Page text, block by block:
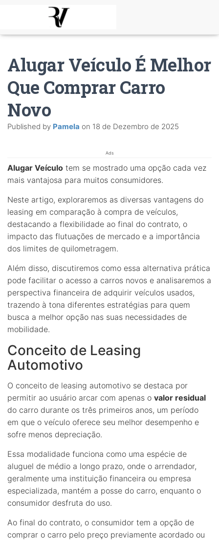
Alugar Veículo É Melhor
Que Comprar Carro
Novo
Published by Pamela on 18 de Dezembro de 2025
Ads
Alugar Veículo tem se mostrado uma opção cada vez
mais vantajosa para muitos consumidores.
Neste artigo, exploraremos as diversas vantagens do
leasing em comparação à compra de veículos,
destacando a flexibilidade ao final do contrato, o
impacto das flutuações de mercado e a importância
dos limites de quilometragem.
Além disso, discutiremos como essa alternativa prática
pode facilitar o acesso a carros novos e analisaremos a
perspectiva financeira de adquirir veículos usados,
trazendo à tona diferentes estratégias para quem
busca a melhor opção nas suas necessidades de
mobilidade.
Conceito de Leasing
Automotivo
O conceito de leasing automotivo se destaca por
permitir ao usuário arcar com apenas o valor residual
do carro durante os três primeiros anos, um período
em que o veículo oferece seu melhor desempenho e
sofre menos depreciação.
Essa modalidade funciona como uma espécie de
aluguel de médio a longo prazo, onde o arrendador,
geralmente uma instituição financeira ou empresa
especializada, mantém a posse do carro, enquanto o
consumidor desfruta do uso.
Ao final do contrato, o consumidor tem a opção de
comprar o carro pelo preço previamente acordado ou